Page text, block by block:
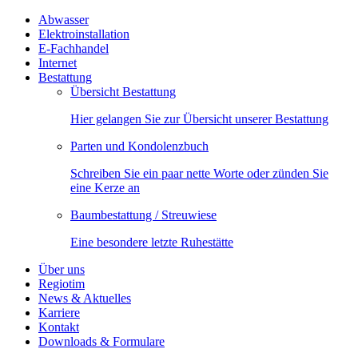
Abwasser
Elektroinstallation
E-Fachhandel
Internet
Bestattung
Übersicht Bestattung
Hier gelangen Sie zur Übersicht unserer Bestattung
Parten und Kondolenzbuch
Schreiben Sie ein paar nette Worte oder zünden Sie
eine Kerze an
Baumbestattung / Streuwiese
Eine besondere letzte Ruhestätte
Über uns
Regiotim
News & Aktuelles
Karriere
Kontakt
Downloads & Formulare